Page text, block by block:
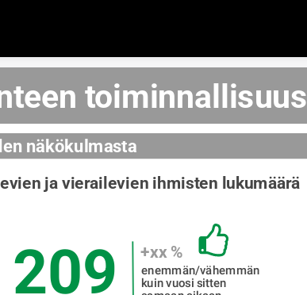
toiminnallisuus
näkökulmasta
Keskusta-alueella oleskelevien ja vierailevien ihmisten lukumäärä
17 344 209
+xx %
enemmän/vähemmän
kuin vuosi sitten